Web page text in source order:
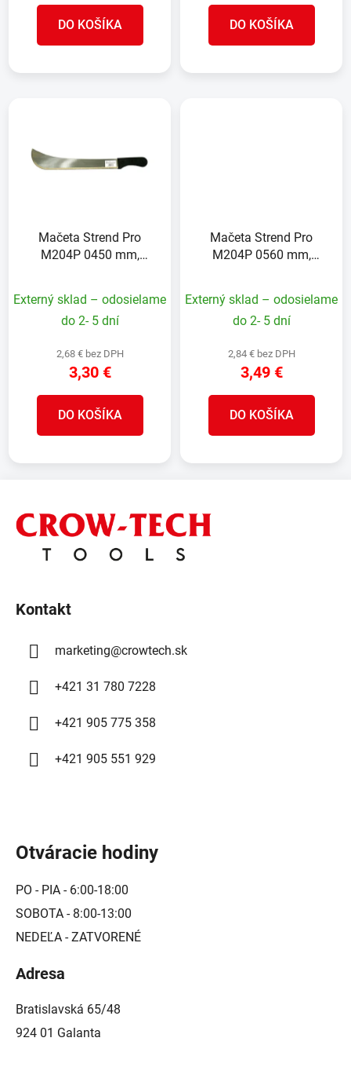
DO KOŠÍKA DO KOŠÍKA
Mačeta Strend Pro
M204P 0450 mm,
Externý sklad – odosielame
do 2- 5 dní
2,68 € bez DPH
3,30 €
DO KOŠÍKA
Mačeta Strend Pro
M204P 0560 mm,
Externý sklad – odosielame
do 2- 5 dní
2,84 € bez DPH
3,49 €
DO KOŠÍKA
Kontakt
marketing@crowtech.sk
+421 31 780 7228
+421 905 775 358
+421 905 551 929
Otváracie hodiny
PO - PIA - 6:00-18:00
SOBOTA - 8:00-13:00
NEDEĽA - ZATVORENÉ
Adresa
Bratislavská 65/48
924 01 Galanta